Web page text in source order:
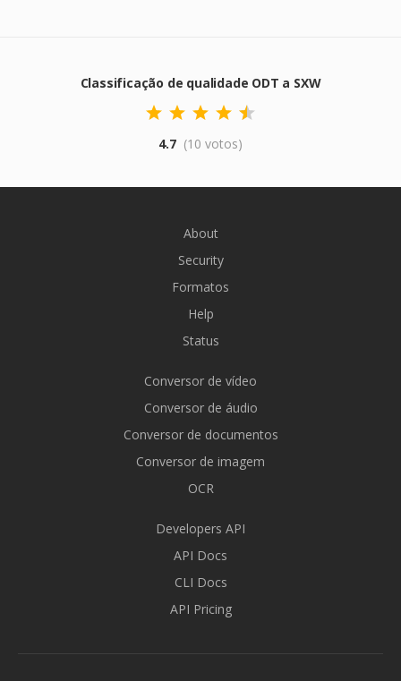
Classificação de qualidade ODT a SXW
4.7 (10 votos)
About
Security
Formatos
Help
Status
Conversor de vídeo
Conversor de áudio
Conversor de documentos
Conversor de imagem
OCR
Developers API
API Docs
CLI Docs
API Pricing